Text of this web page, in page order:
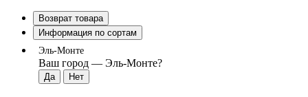
Возврат товара
Информация по сортам
Эль-Монте
Ваш город — Эль-Монте?